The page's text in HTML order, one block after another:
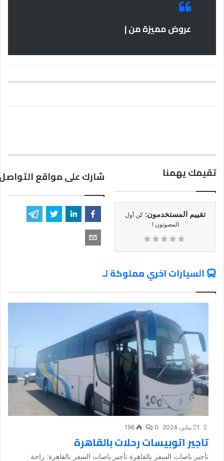
عروض مميزة من |
تقيمك يهمنا
تقييم المستخدمون: كن أول
المصوتون !
شارك على مواقع
السيارات اخري مملوكة لـ
1 يناير، 2024 0
196
تاجير اتوبيسات رحلات بالقاهرة
تأجير باصات السفر بالقاهرة تأجير باصات السفر بالقاهرة: راحة